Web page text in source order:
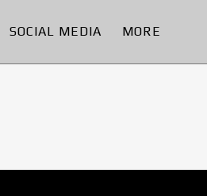
SOCIAL MEDIA MORE